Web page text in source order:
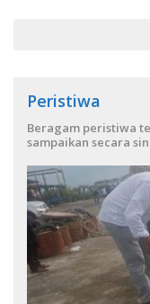
Peristiwa
Beragam peristiwa
sampaikan secara